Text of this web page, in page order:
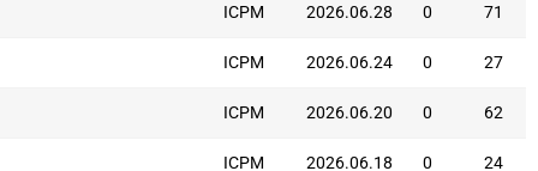
ICPM 2026.06.28 0 71
ICPM 2026.06.24 0 27
ICPM 2026.06.20 0 62
ICPM 2026.06.18 0 24